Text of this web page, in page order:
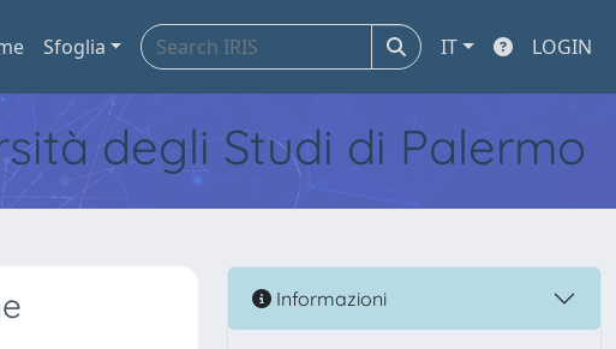
Sfoglia IT LOGIN
degli Studi di Palermo
Informazioni